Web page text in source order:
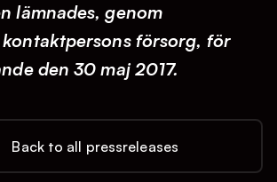
lämnades, genom
kontaktpersons försorg, för
den 30 maj 2017.
Back to all pressreleases